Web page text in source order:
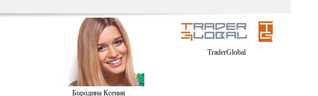
Бородина Ксения
TraderGlobal